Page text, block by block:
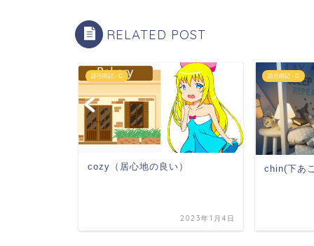
RELATED POST
語呂暗記 - C
cozy（居心地の良い）
2023年1月4日
語呂暗記 - C
chin(下あ